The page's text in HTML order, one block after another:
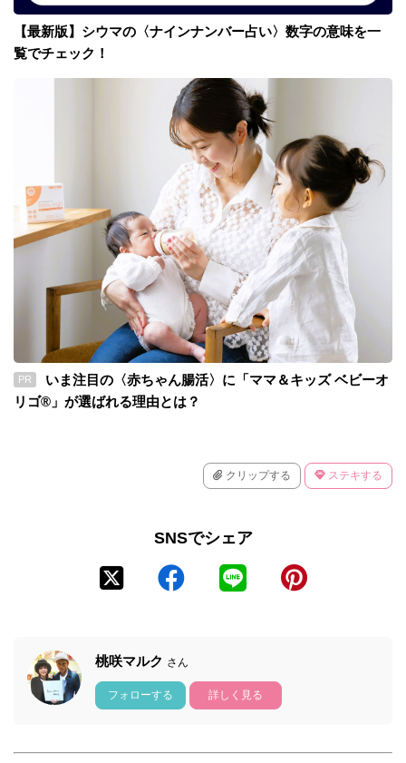
【最新版】シウマの〈ナインナンバー占い〉数字の意味を一
覧でチェック！
PR
いま注目の〈赤ちゃん腸活〉に「ママ＆キッズ ベビーオ
リゴ®」が選ばれる理由とは？
クリップする ステキする
SNSでシェア
桃咲マルク さん
フォローする 詳しく見る